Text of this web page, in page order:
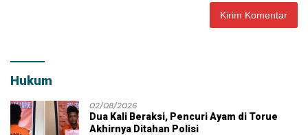
Hukum
02/08/2026
Dua Kali Beraksi, Pencuri Ayam di Torue
Akhirnya Ditahan Polisi